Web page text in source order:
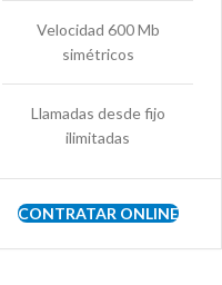
Velocidad 600 Mb
simétricos
Llamadas desde fijo
ilimitadas
CONTRATAR ONLINE